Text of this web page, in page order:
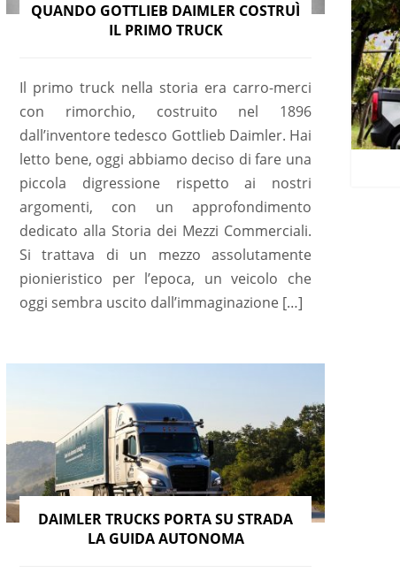
QUANDO GOTTLIEB DAIMLER COSTRUÌ
IL PRIMO TRUCK
Il primo truck nella storia era carro-merci
con rimorchio, costruito nel 1896
dall’inventore tedesco Gottlieb Daimler. Hai
letto bene, oggi abbiamo deciso di fare una
piccola digressione rispetto ai nostri
argomenti, con un approfondimento
dedicato alla Storia dei Mezzi Commerciali.
Si trattava di un mezzo assolutamente
pionieristico per l’epoca, un veicolo che
oggi sembra uscito dall’immaginazione […]
DAIMLER TRUCKS PORTA SU STRADA
LA GUIDA AUTONOMA